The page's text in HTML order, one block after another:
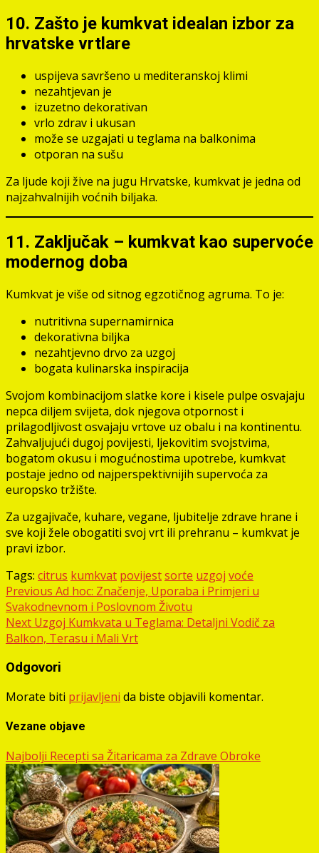
10. Zašto je kumkvat idealan izbor za
hrvatske vrtlare
uspijeva savršeno u mediteranskoj klimi
nezahtjevan je
izuzetno dekorativan
vrlo zdrav i ukusan
može se uzgajati u teglama na balkonima
otporan na sušu
Za ljude koji žive na jugu Hrvatske, kumkvat je jedna od
najzahvalnijih voćnih biljaka.
11. Zaključak – kumkvat kao supervoće
modernog doba
Kumkvat je više od sitnog egzotičnog agruma. To je:
nutritivna supernamirnica
dekorativna biljka
nezahtjevno drvo za uzgoj
bogata kulinarska inspiracija
Svojom kombinacijom slatke kore i kisele pulpe osvajaju
nepca diljem svijeta, dok njegova otpornost i
prilagodljivost osvajaju vrtove uz obalu i na kontinentu.
Zahvaljujući dugoj povijesti, ljekovitim svojstvima,
bogatom okusu i mogućnostima upotrebe, kumkvat
postaje jedno od najperspektivnijih supervoća za
europsko tržište.
Za uzgajivače, kuhare, vegane, ljubitelje zdrave hrane i
sve koji žele obogatiti svoj vrt ili prehranu – kumkvat je
pravi izbor.
Tags: citrus kumkvat povijestsorte uzgoj voće
Post
navigation
Previous Ad hoc: Značenje, Uporaba i Primjeri u
Svakodnevnom i Poslovnom Životu
Next Uzgoj Kumkvata u Teglama: Detaljni Vodič za
Balkon, Terasu i Mali Vrt
Odgovori
Morate biti prijavljeni da biste objavili komentar.
Vezane objave
Najbolji Recepti sa Žitaricama za Zdrave Obroke